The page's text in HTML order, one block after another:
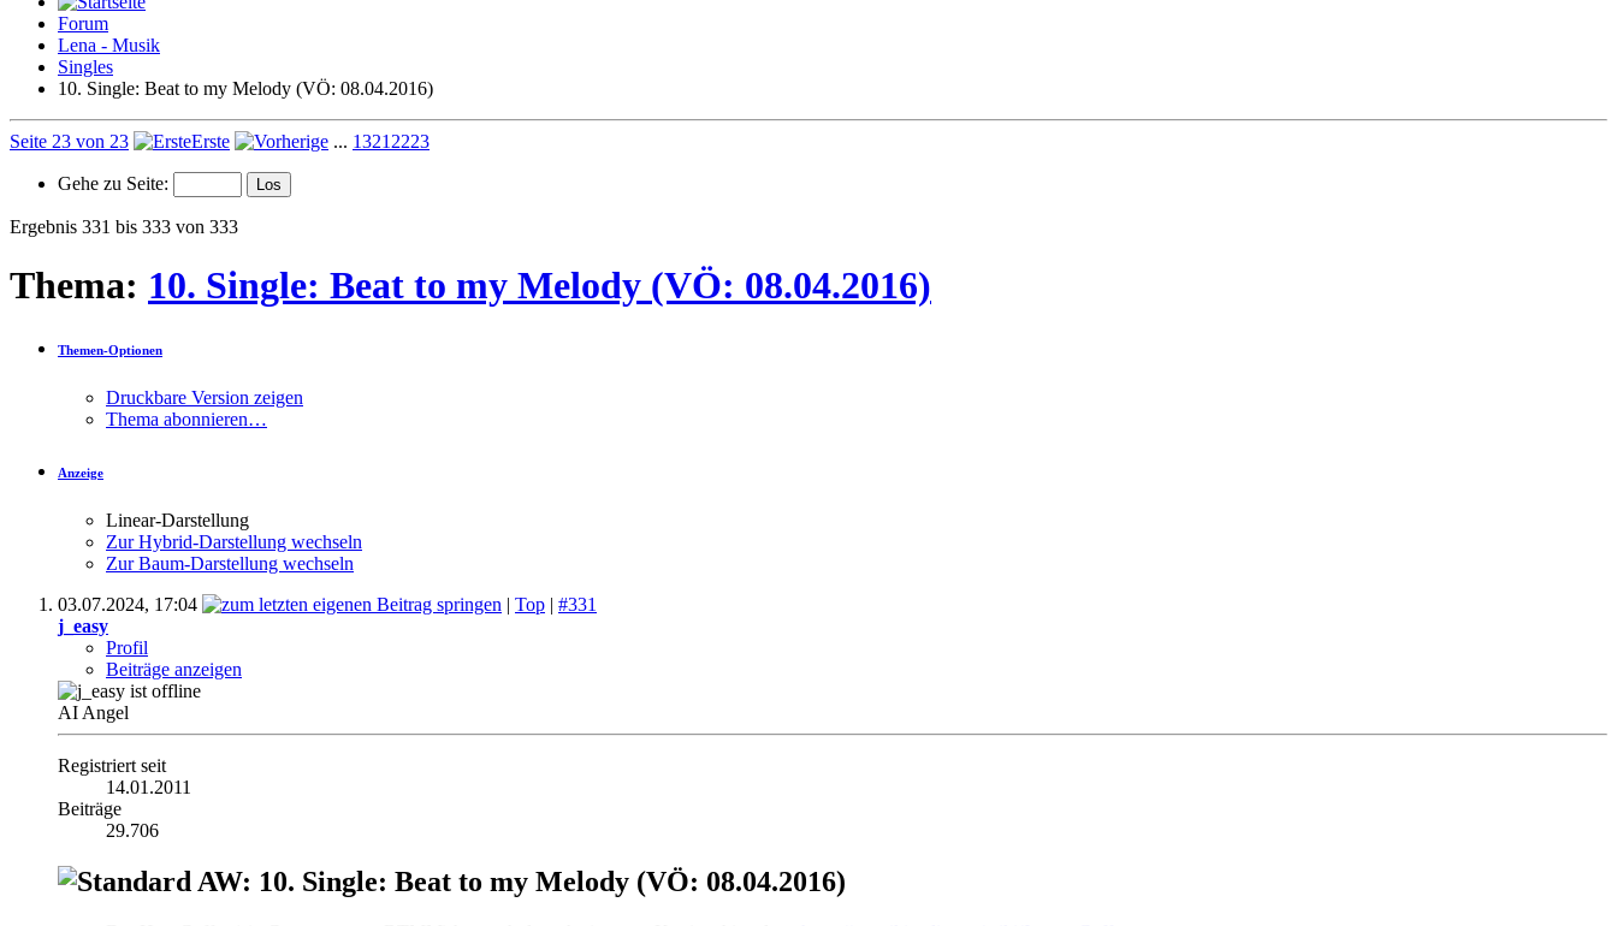
Forum
Lena - Musik
Singles
10. Single: Beat to my Melody (VÖ: 08.04.2016)
Seite 23 von 23 Erste ... 1321 2223
Gehe zu Seite:
Ergebnis 331 bis 333 von 333
Thema: 10. Single: Beat to my Melody (VÖ: 08.04.2016)
Themen-Optionen
Druckbare Version zeigen
Thema abonnieren…
Anzeige
Linear-Darstellung
Zur Hybrid-Darstellung wechseln
Zur Baum-Darstellung wechseln
03.07.2024, 17:04 | Top | #331
j_easy
Profil
Beiträge anzeigen
AI Angel
Registriert seit
14.01.2011
Beiträge
29.706
AW: 10. Single: Beat to my Melody (VÖ: 08.04.2016)